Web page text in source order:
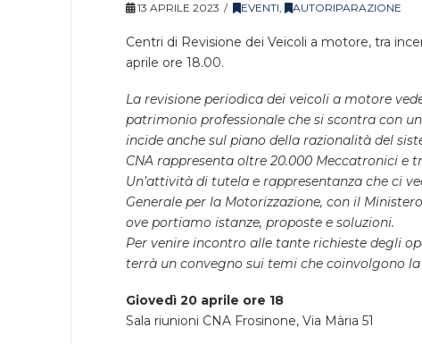
13 APRILE 2023 EVENTI, AUTORIPARAZIONE
Centri di Revisione dei Veicoli a motore, tra
aprile ore 18.00.
La revisione periodica dei veicoli a motore
patrimonio professionale che si scontra con
incide anche sul piano della razionalità del
CNA rappresenta oltre 20.000 Meccatronici e
Un’attività di tutela e rappresentanza che ci
Generale per la Motorizzazione, con il
ove portiamo istanze, proposte e soluzioni.
Per venire incontro alle tante richieste degli
terrà un convegno sui temi che coinvolgono
Giovedì 20 aprile ore 18
Sala riunioni CNA Frosinone, Via Mària 51